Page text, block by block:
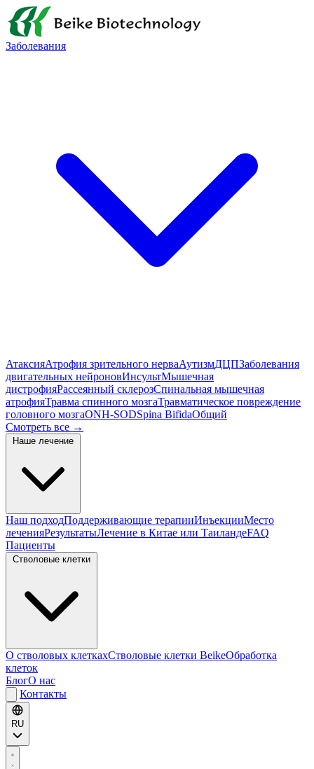
Заболевания
АтаксияАтрофия зрительного нерваАутизмДЦПЗаболевания
двигательных нейроновИнсультМышечная
дистрофияРассеянный склерозСпинальная мышечная
атрофияТравма спинного мозгаТравматическое повреждение
головного мозгаONH-SODSpina BifidaОбщий
Смотреть все →
Наш подходПоддерживающие терапииИнъекцииМесто
леченияРезультатыЛечение в Китае или ТаиландеFAQ
Пациенты
О стволовых клеткахСтволовые клетки BeikeОбработка
клеток
БлогО нас
Контакты
RU